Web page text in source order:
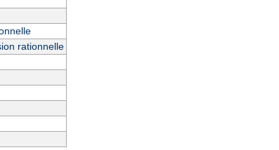
rationnelle